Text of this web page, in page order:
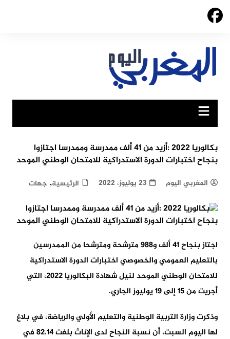
Skip
بكالوريا 2022 :أزيد من 41 ألف ممدرسة وممدرسا اجتازوا
بنجاح اختبارات الدورة الاستدراكية للامتحان الوطني الموحد
المغربي اليوم 23 يوليوز، 2022 الرئيسية, جهات
اجتاز بنجاح 41 ألف و988 مترشحة ومترشحا من الممدرسين
بالتعليم العمومي والخصوصي اختبارات الدورة الاستدراكية
للامتحان الوطني الموحد لنيل شهادة البكالوريا 2022، التي
أجريت من 15 إلى 19 يوليوز الجاري.
وذكرت وزارة التربية الوطنية والتعليم الأولي والرياضة، في بلاغ
لها اليوم السبت، أن نسبة النجاح لدى الإناث بلغت 82.14 في